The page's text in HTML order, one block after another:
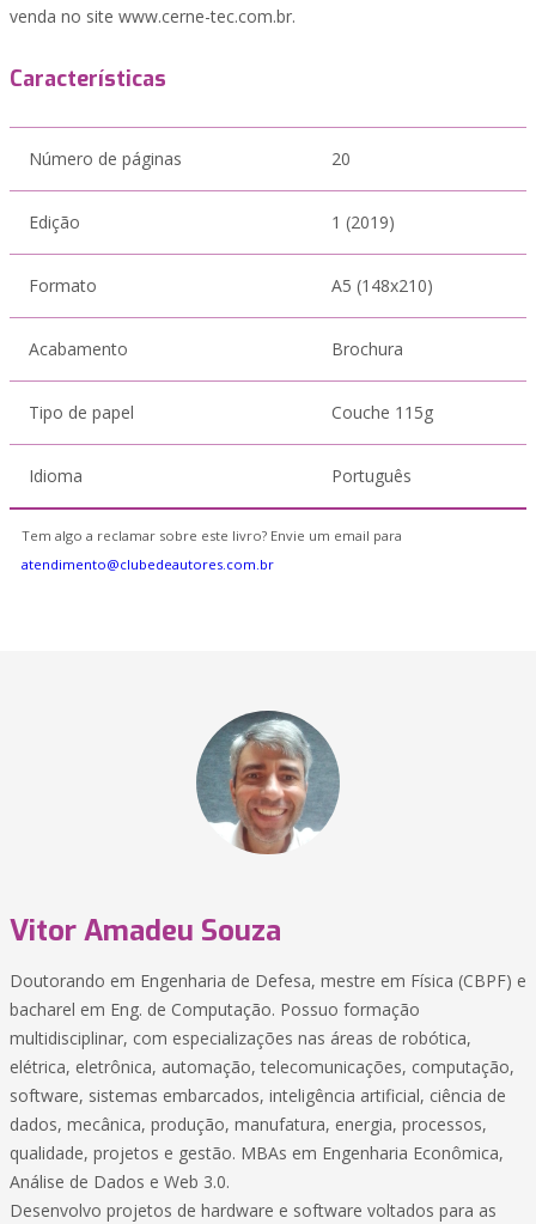
venda no site www.cerne-tec.com.br.
Características
Número de páginas 20
Edição 1 (2019)
Formato A5 (148x210)
Acabamento Brochura
Tipo de papel Couche 115g
Idioma Português
Tem algo a reclamar sobre este livro? Envie um email para
atendimento@clubedeautores.com.br
Vitor Amadeu Souza
Doutorando em Engenharia de Defesa, mestre em Física (CBPF) e
bacharel em Eng. de Computação. Possuo formação
multidisciplinar, com especializações nas áreas de robótica,
elétrica, eletrônica, automação, telecomunicações, computação,
software, sistemas embarcados, inteligência artificial, ciência de
dados, mecânica, produção, manufatura, energia, processos,
qualidade, projetos e gestão. MBAs em Engenharia Econômica,
Análise de Dados e Web 3.0.
Desenvolvo projetos de hardware e software voltados para as